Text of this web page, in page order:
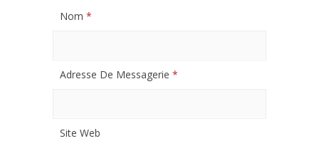
Nom *
Adresse De Messagerie *
Site Web